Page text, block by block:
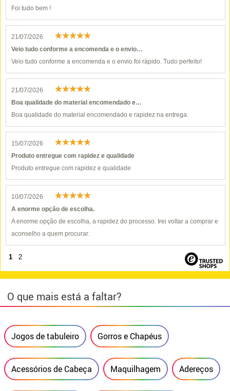
Foi tudo bem !
21/07/2026
Veio tudo conforme a encomenda e o envio…
Veio tudo conforme a encomenda e o envio foi rápido. Tudo perfeito!
21/07/2026
Boa qualidade do material encomendado e…
Boa qualidade do material encomendado e rapidez na entrega.
15/07/2026
Produto entregue com rapidez e qualidade
Produto entregue com rapidez e qualidade
10/07/2026
A enorme opção de escolha.
A enorme opção de escolha, a rapidez do processo. Irei voltar a comprar e
aconselho a quem procurar.
1 2
O que mais está a faltar?
Jogos de tabuleiro Gorros e Chapéus
Acessórios de Cabeça Maquilhagem Adereços